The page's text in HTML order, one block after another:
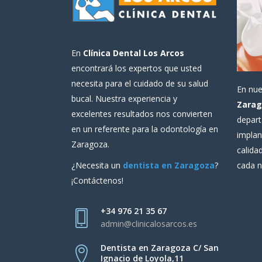
En Clínica Dental Los Arcos
encontrará los expertos que usted
necesita para el cuidado de su salud
bucal. Nuestra experiencia y
excelentes resultados nos convierten
en un referente para la odontología en
Zaragoza.
¿Necesita un dentista en Zaragoza?
¡Contáctenos!
+34 976 21 35 67
admin@clinicalosarcos.es
Dentista en Zaragoza C/ San
Ignacio de Loyola,11
En
cada